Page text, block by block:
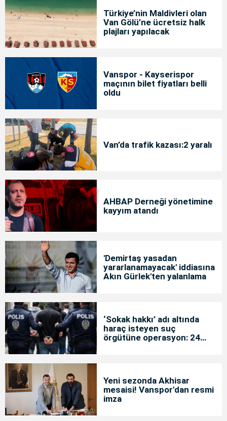
Türkiye’nin Maldivleri olan
Van Gölü’ne ücretsiz halk
plajları yapılacak
Vanspor - Kayserispor
maçının bilet fiyatları belli
oldu
Van’da trafik kazası:2 yaralı
AHBAP Derneği yönetimine
kayyım atandı
'Demirtaş yasadan
yararlanamayacak' iddiasına
Akın Gürlek'ten yalanlama
‘Sokak hakkı’ adı altında
haraç isteyen suç
örgütüne operasyon: 24
Yeni sezonda Akhisar
mesaisi! Vanspor'dan resmi
imza